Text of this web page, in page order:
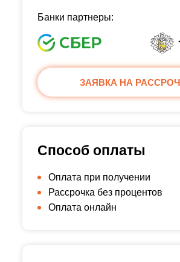
Банки партнеры:
ЗАЯВКА НА
Способ оплаты
Оплата при получении
Рассрочка без процентов
Оплата онлайн